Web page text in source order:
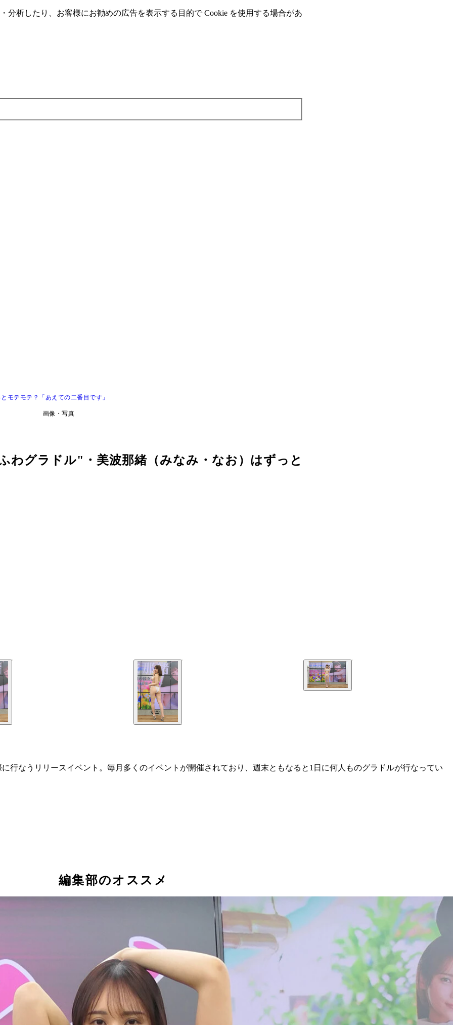
析したり、お客様にお勧めの広告を表⽰する⽬的で Cookie を使⽤する場合があ
モテモテ？「あえての二番目です」
画像・写真
わグラドル"・美波那緒（みなみ・なお）はずっと
行なうリリースイベント。毎月多くのイベントが開催されており、週末ともなると1日に何人ものグラドルが行なってい
編集部のオススメ